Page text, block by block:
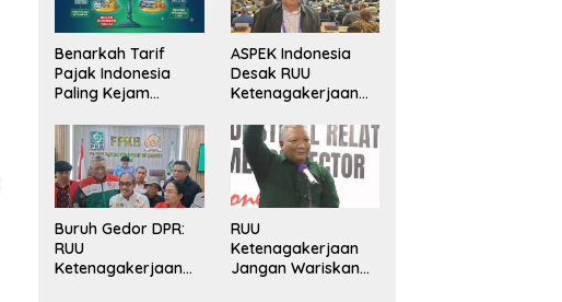
Benarkah Tarif
Pajak Indonesia
Paling Kejam
Lain?
ASPEK Indonesia
Desak RUU
Ketenagakerjaan
Perlindungan
Pekerja dan Jamin
Hak Pesangon
Buruh Gedor DPR:
RUU
Ketenagakerjaan
RUU
Ketenagakerjaan
Jangan Wariskan